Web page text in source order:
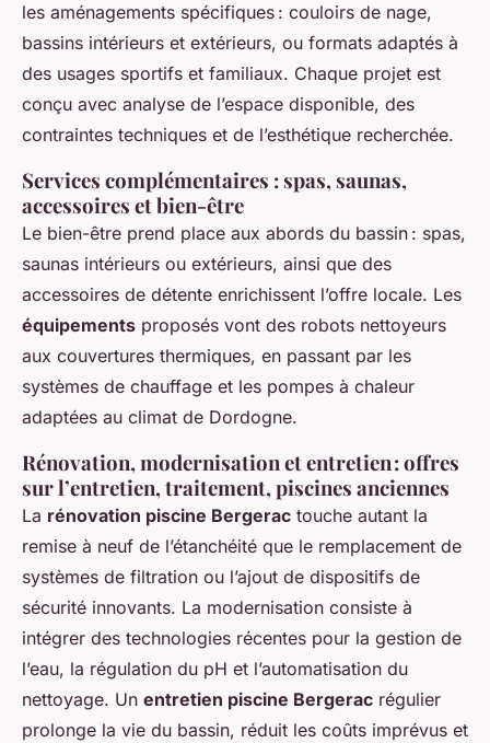
les aménagements spécifiques : couloirs de nage,
bassins intérieurs et extérieurs, ou formats adaptés à
des usages sportifs et familiaux. Chaque projet est
conçu avec analyse de l’espace disponible, des
contraintes techniques et de l’esthétique recherchée.
Services complémentaires : spas, saunas,
accessoires et bien-être
Le bien-être prend place aux abords du bassin : spas,
saunas intérieurs ou extérieurs, ainsi que des
accessoires de détente enrichissent l’offre locale. Les
équipements proposés vont des robots nettoyeurs
aux couvertures thermiques, en passant par les
systèmes de chauffage et les pompes à chaleur
adaptées au climat de Dordogne.
Rénovation, modernisation et entretien : offres
sur l’entretien, traitement, piscines anciennes
La rénovation piscine Bergerac touche autant la
remise à neuf de l’étanchéité que le remplacement de
systèmes de filtration ou l’ajout de dispositifs de
sécurité innovants. La modernisation consiste à
intégrer des technologies récentes pour la gestion de
l’eau, la régulation du pH et l’automatisation du
nettoyage. Un entretien piscine Bergerac régulier
prolonge la vie du bassin, réduit les coûts imprévus et